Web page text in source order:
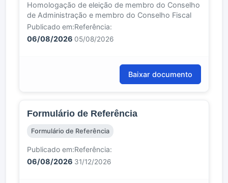
Homologação de eleição de membro do Conselho
de Administração e membro do Conselho Fiscal
Publicado em:
06/08/2026
Referência:
05/08/2026
Baixar documento
Formulário de Referência
Formulário de Referência
Publicado em:
06/08/2026
Referência:
31/12/2026